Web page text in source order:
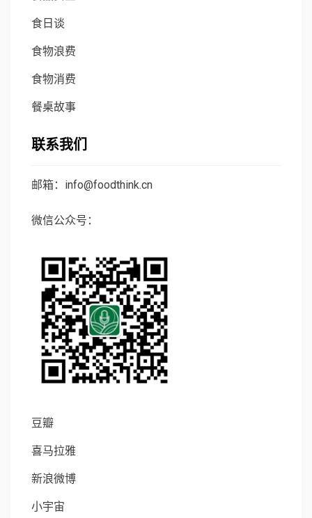
食日谈
食物浪费
食物消费
餐桌故事
联系我们
邮箱：info@foodthink.cn
微信公众号：
豆瓣
喜马拉雅
新浪微博
小宇宙